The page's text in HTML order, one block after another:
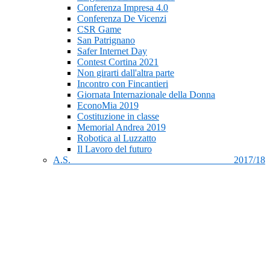
Conferenza Impresa 4.0
Conferenza De Vicenzi
CSR Game
San Patrignano
Safer Internet Day
Contest Cortina 2021
Non girarti dall'altra parte
Incontro con Fincantieri
Giornata Internazionale della Donna
EconoMia 2019
Costituzione in classe
Memorial Andrea 2019
Robotica al Luzzatto
Il Lavoro del futuro
A.S. 2017/18